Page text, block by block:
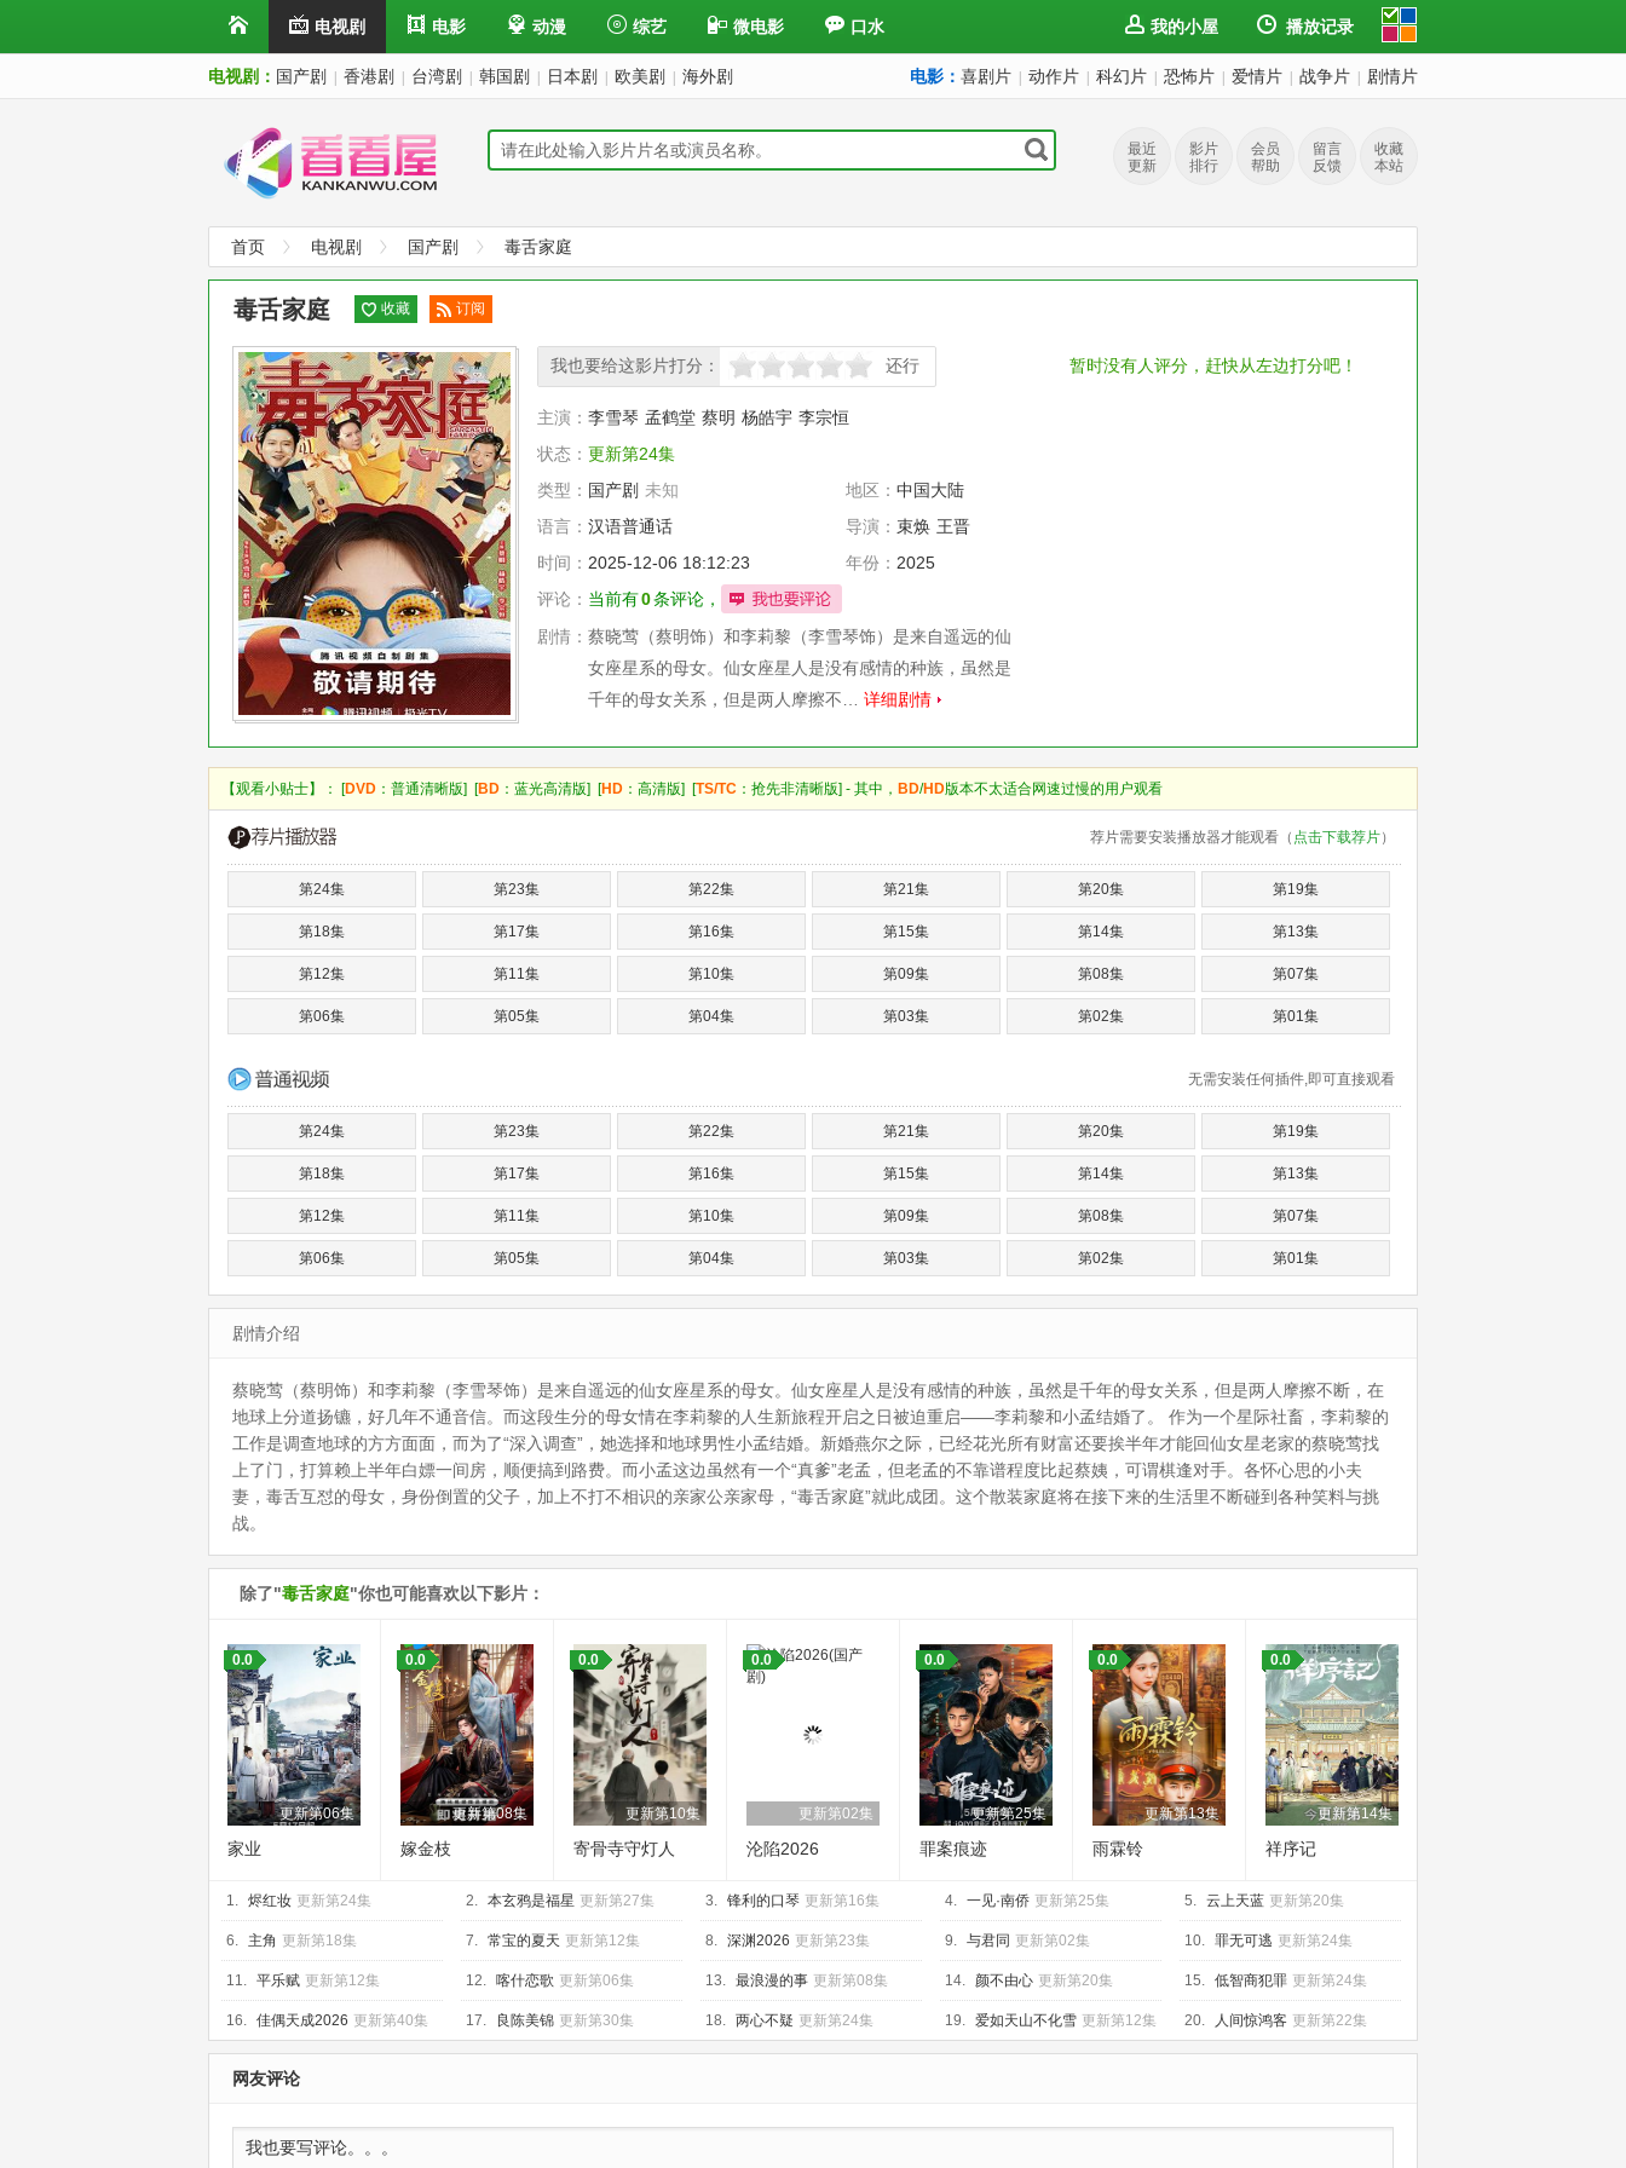
电视剧 电影 动漫 综艺 微电影 口水 我的小屋 播放记录
电视剧： 国产剧 香港剧 台湾剧 韩国剧 日本剧 欧美剧 海外剧 电影： 喜剧片 动作片 科幻片 恐怖片 爱情片 战争片 剧情片
最近
更新
影片
排行
会员
帮助
留言
反馈
收藏
本站
首页 电视剧 国产剧 毒舌家庭
暂时没有人评分，赶快从左边打分吧！
毒舌家庭 收藏
订阅
阅
我也要给这影片打分：
很差较差 还行推荐 力荐 还行
主演： 李雪琴 孟鹤堂 蔡明 杨皓宇 李宗恒
状态： 更新第24集
类型： 国产剧 未知 地区： 中国大陆
语言： 汉语普通话 导演： 束焕 王晋
时间： 2025-12-06 18:12:23 年份： 2025
评论： 当前有0条评论，
剧情： 蔡晓莺（蔡明饰）和李莉黎（李雪琴饰）是来自遥远的仙
女座星系的母女。仙女座星人是没有感情的种族，虽然是
千年的母女关系，但是两人摩擦不… 详细剧情
【观看小贴士】： [DVD ：普通清晰版] [BD ：蓝光高清版] [HD ：高清版] [TS/TC ：抢先非清晰版] - 其中， BD/HD版本不太适合网速过慢的用户观看
荐片需要安装播放器才能观看（ 点击下载荐片）
第24集 第23集 第22集 第21集 第20集 第19集
第18集 第17集 第16集 第15集 第14集 第13集
第12集 第11集 第10集 第09集 第08集 第07集
第06集 第05集 第04集 第03集 第02集 第01集
无需安装任何插件,即可直接观看
第24集 第23集 第22集 第21集 第20集 第19集
第18集 第17集 第16集 第15集 第14集 第13集
第12集 第11集 第10集 第09集 第08集 第07集
第06集 第05集 第04集 第03集 第02集 第01集
剧情介绍
蔡晓莺（蔡明饰）和李莉黎（李雪琴饰）是来自遥远的仙女座星系的母女。仙女座星人是没有感情的种族，虽然是千年的母女关系，但是两人摩擦不断，在
地球上分道扬镳，好几年不通音信。而这段生分的母女情在李莉黎的人生新旅程开启之日被迫重启——李莉黎和小孟结婚了。 作为一个星际社畜，李莉黎的
工作是调查地球的方方面面，而为了“深入调查”，她选择和地球男性小孟结婚。新婚燕尔之际，已经花光所有财富还要挨半年才能回仙女星老家的蔡晓莺找
上了门，打算赖上半年白嫖一间房，顺便搞到路费。而小孟这边虽然有一个“真爹”老孟，但老孟的不靠谱程度比起蔡姨，可谓棋逢对手。各怀心思的小夫
妻，毒舌互怼的母女，身份倒置的父子，加上不打不相识的亲家公亲家母，“毒舌家庭”就此成团。这个散装家庭将在接下来的生活里不断碰到各种笑料与挑
战。
除了"毒舌家庭"你也可能喜欢以下影片：
更新第06集
0.0
家业
更新第08集
0.0
嫁金枝
更新第10集
0.0
寄骨寺守灯人
更新第02集
0.0
沦陷2026
更新第25集
0.0
罪案痕迹
更新第13集
0.0
雨霖铃
更新第14集
0.0
祥序记
1. 烬红妆 更新第24集 2. 本玄鸦是福星 更新第27集 3. 锋利的口琴 更新第16集 4. 一见·南侨 更新第25集 5. 云上天蓝 更新第20集
6. 主角 更新第18集 7. 常宝的夏天 更新第12集 8. 深渊2026 更新第23集 9. 与君同 更新第02集 10. 罪无可逃 更新第24集
11. 平乐赋 更新第12集 12. 喀什恋歌 更新第06集 13. 最浪漫的事 更新第08集 14. 颜不由心 更新第20集 15. 低智商犯罪 更新第24集
16. 佳偶天成2026 更新第40集 17. 良陈美锦 更新第30集 18. 两心不疑 更新第24集 19. 爱如天山不化雪 更新第12集 20. 人间惊鸿客 更新第22集
网友评论